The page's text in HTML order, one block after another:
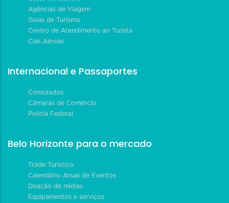
Agências de Viagem
Guias de Turismo
Centro de Atendimento ao Turista
Cias Aéreas
Internacional e Passaportes
Consulados
Câmaras de Comércio
Polícia Federal
Belo Horizonte para o mercado
Trade Turístico
Calendário Anual de Eventos
Doação de mídias
Equipamentos e serviços